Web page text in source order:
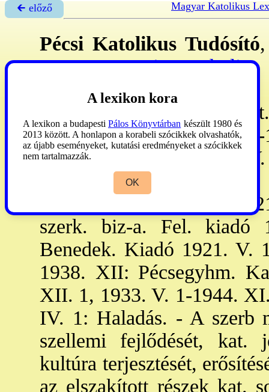
🡰 előző Magyar Katolikus
Pécsi Katolikus Tudósító,
1.: az→Actio Catholica
folyóirat. - Megj.
IX/X-1925. IV. 5:
1:HajósGyörgy, 1936.
1921. V. 15-XII, 1925.
Hajós György,
Győző. Szerk.
szerk. biz-a. Fel.
Benedek. Kiadó 1921.
1938. XII: Pécsegyhm.
XII. 1, 1933. V. 1-1944.
IV. 1: Haladás. - A szerb
szellemi fejlődését, kat.
kultúra terjesztését,
az elszakított részek kat.
A lexikon kora
A lexikon a budapesti Pálos Könyvtárban készült 1980 és
2013 között. A honlapon a korabeli szócikkek olvashatók,
az újabb eseményeket, kutatási eredményeket a szócikkek
nem tartalmazzák.
OK